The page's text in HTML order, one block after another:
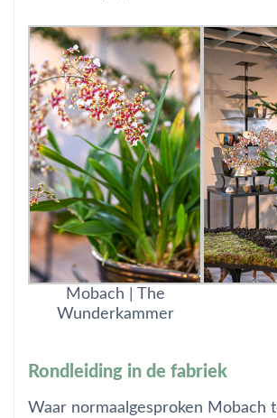
Mobach | The
Wunderkammer
Rondleiding in de fabriek
Waar normaalgesproken Mobach